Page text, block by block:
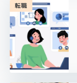
転職